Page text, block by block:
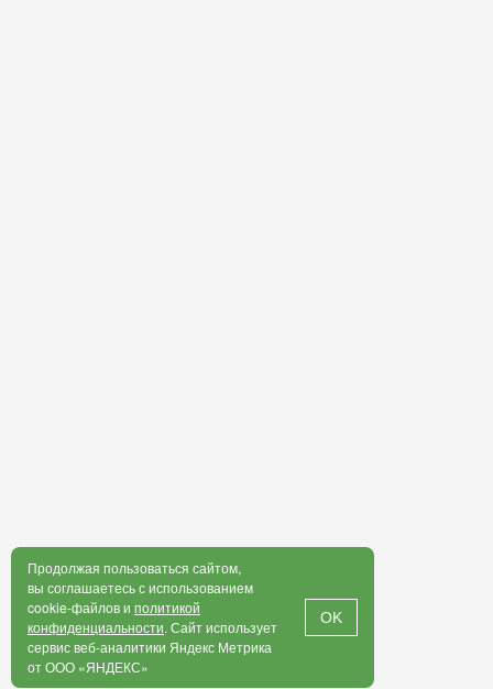
Продолжая пользоваться сайтом,
вы соглашаетесь с использованием
cookie-файлов и политикой
конфиденциальности. Сайт использует
сервис веб-аналитики Яндекс Метрика
от ООО «ЯНДЕКС»
OK